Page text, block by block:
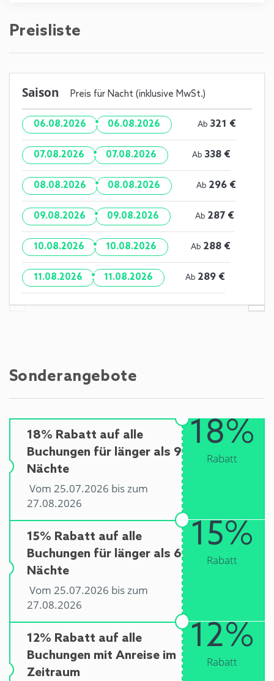
Preisliste
Saison Preis für Nacht (inklusive MwSt.)
06.08.2026 · 06.08.2026 Ab 321 €
07.08.2026 · 07.08.2026 Ab 338 €
08.08.2026 · 08.08.2026 Ab 296 €
09.08.2026 · 09.08.2026 Ab 287 €
10.08.2026 · 10.08.2026 Ab 288 €
11.08.2026 · 11.08.2026 Ab 289 €
Sonderangebote
18% Rabatt auf alle
Buchungen für länger als 9
Nächte
Vom 25.07.2026 bis zum
27.08.2026
18%
Rabatt
15% Rabatt auf alle
Buchungen für länger als 6
Nächte
Vom 25.07.2026 bis zum
27.08.2026
15%
Rabatt
12% Rabatt auf alle
Buchungen mit Anreise im
Zeitraum
12%
Rabatt